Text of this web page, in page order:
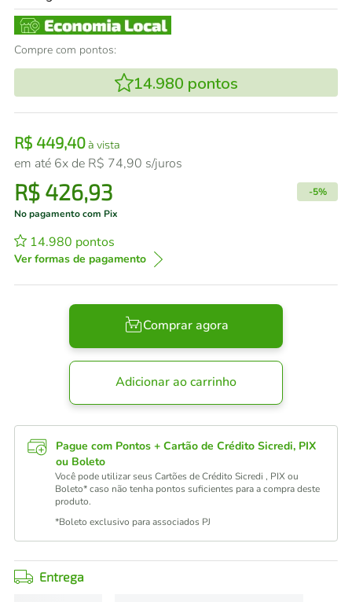
Compre com pontos:
14.980 pontos
R$ 449,40à vista
em até 6x de R$ 74,90 s/juros
R$ 426,93 -5%
No pagamento com Pix
14.980 pontos
Ver formas de pagamento
Comprar agora
Adicionar ao carrinho
Pague com Pontos + Cartão de Crédito Sicredi, PIX
ou Boleto
Você pode utilizar seus Cartões de Crédito Sicredi , PIX ou
Boleto* caso não tenha pontos suficientes para a compra deste
produto.
*Boleto exclusivo para associados PJ
Entrega